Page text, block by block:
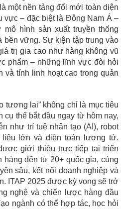
một nền tảng đổi mới toàn diện
vực – đặc biệt là Đông Nam Á –
hình sản xuất truyền thống
bền vững. Sự kiện tập trung vào
trị gia cao như hàng không vũ
phẩm – những lĩnh vực đòi hỏi
và tính linh hoạt cao trong quản
tương lai” không chỉ là mục tiêu
cụ thể bắt đầu ngay từ hôm nay,
như trí tuệ nhân tạo (AI), robot
lớn và điện toán lượng tử.
giới thiệu trực tiếp tại triển
hàng đến từ 20+ quốc gia, cùng
sâu, kết nối doanh nghiệp và
ITAP 2025 được kỳ vọng sẽ trở
nghệ và chiến lược hàng đầu
ngành có thể hợp tác, học hỏi